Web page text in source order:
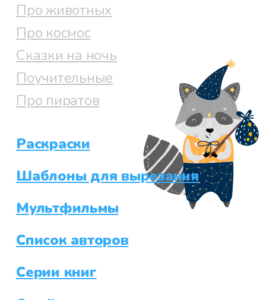
Про животных
Про космос
Сказки на ночь
Поучительные
Про пиратов
Раскраски
Шаблоны для вырезания
Мультфильмы
Список авторов
Серии книг